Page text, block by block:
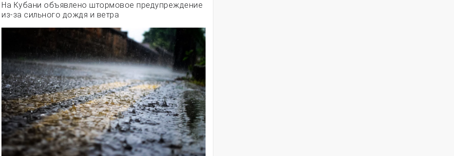
На Кубани объявлено штормовое предупреждение
из-за сильного дождя и ветра